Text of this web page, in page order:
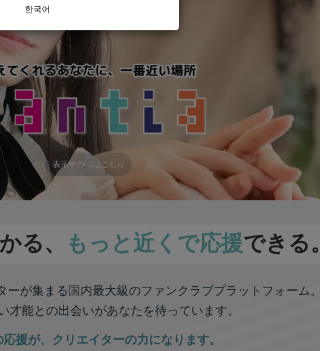
한국어
表示中のFCはこちら
る、 もっと近くで応援できる。
ーが集まる国内最大級のファンクラブプラットフォーム。
才能との出会いがあなたを待っています。
援が、 クリエイターの力になります。